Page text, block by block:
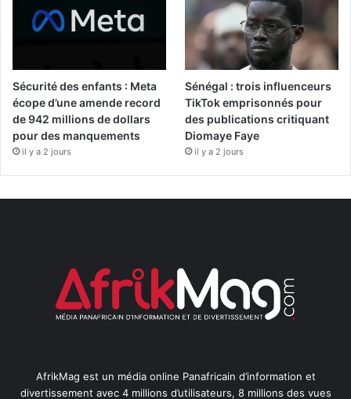
Sécurité des enfants : Meta
écope d’une amende record
de 942 millions de dollars
pour des manquements
il y a 2 jours
Sénégal : trois influenceurs
TikTok emprisonnés pour
des publications critiquant
Diomaye Faye
il y a 2 jours
AfrikMag est un média online Panafricain d’information et
divertissement avec 4 millions d’utilisateurs, 8 millions des vues